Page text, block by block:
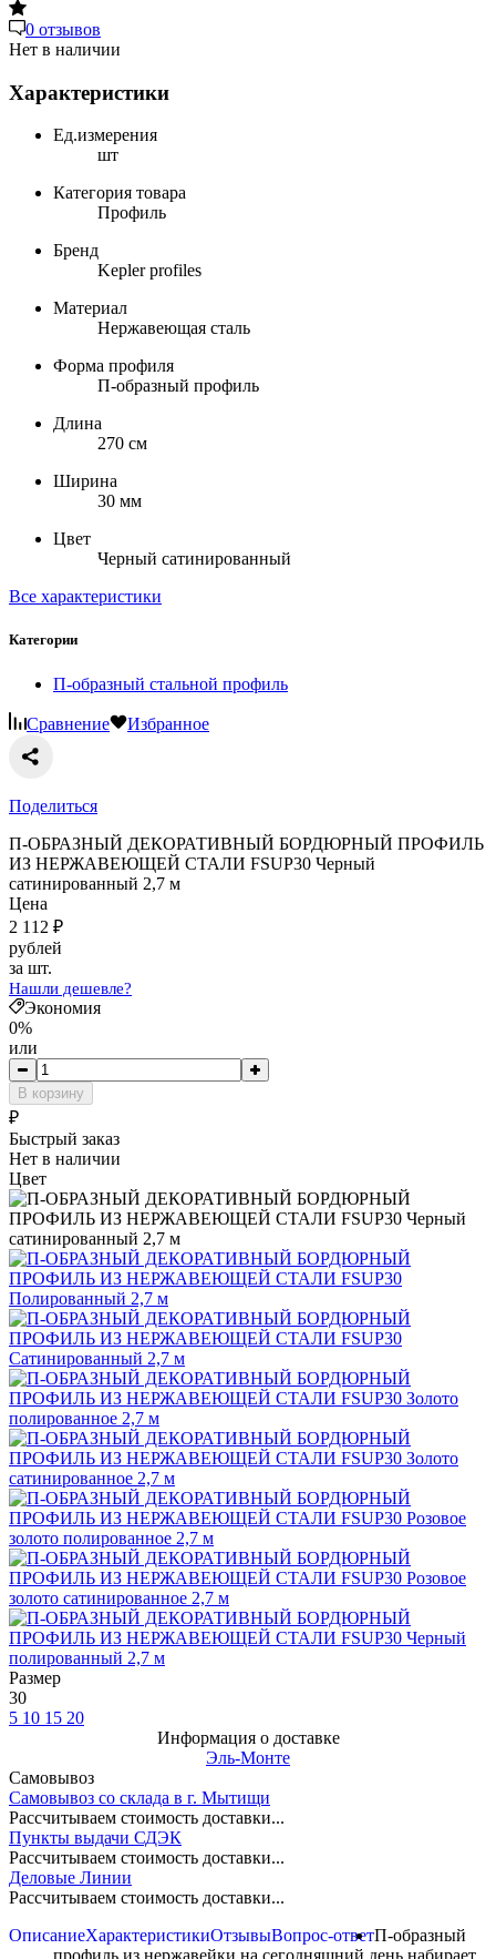
0 отзывов
Нет в наличии
Характеристики
Ед.измерения
шт
Категория товара
Профиль
Бренд
Kepler profiles
Материал
Нержавеющая сталь
Форма профиля
П-образный профиль
Длина
270 см
Ширина
30 мм
Цвет
Черный сатинированный
Все характеристики
Категории
П-образный стальной профиль
Сравнение Избранное
Поделиться
П-ОБРАЗНЫЙ ДЕКОРАТИВНЫЙ БОРДЮРНЫЙ ПРОФИЛЬ
ИЗ НЕРЖАВЕЮЩЕЙ СТАЛИ FSUP30 Черный
сатинированный 2,7 м
Цена
2 112 ₽
рублей
за шт.
Нашли дешевле?
Экономия
0%
или
В корзину
₽
Быстрый заказ
Нет в наличии
Цвет
Размер
30
5 10 15 20
Информация о доставке
Эль-Монте
Самовывоз
Самовывоз со склада в г. Мытищи
Рассчитываем стоимость доставки...
Пункты выдачи СДЭК
Рассчитываем стоимость доставки...
Деловые Линии
Рассчитываем стоимость доставки...
ОписаниеХарактеристикиОтзывыВопрос-ответП-образный
профиль из нержавейки на сегодняшний день набирает